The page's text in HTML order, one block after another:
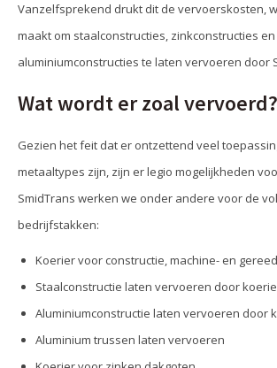
Vanzelfsprekend drukt dit de vervoerskosten,
maakt om staalconstructies, zinkconstructies en
aluminiumconstructies te laten vervoeren door
Wat wordt er zoal vervoerd?
Gezien het feit dat er ontzettend veel
metaaltypes zijn, zijn er legio mogelijkheden
SmidTrans werken we onder andere voor de
bedrijfstakken:
Koerier voor constructie, machine- en
Staalconstructie laten vervoeren door
Aluminiumconstructie laten vervoeren door
Aluminium trussen laten vervoeren